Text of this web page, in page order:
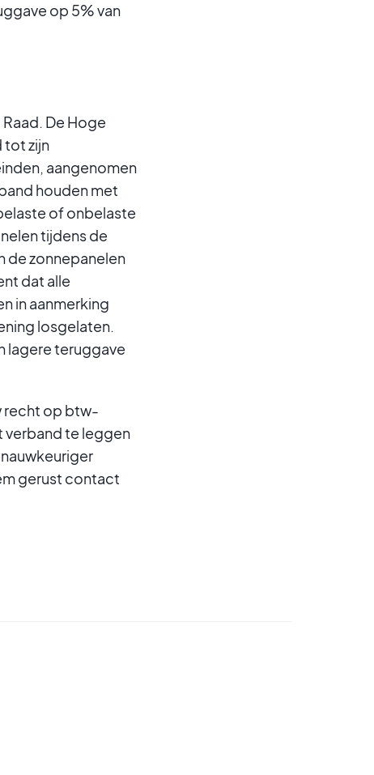
op 5% van
De Hoge
tot zijn
aangenomen
houden met
of onbelaste
tijdens de
de zonnepanelen
dat alle
in aanmerking
losgelaten.
lagere teruggave
recht op btw-
verband te leggen
gerust contact